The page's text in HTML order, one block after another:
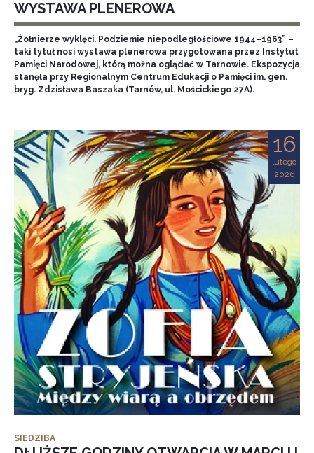
WYSTAWA PLENEROWA
„Żołnierze wyklęci. Podziemie niepodległościowe 1944–1963” –
taki tytuł nosi wystawa plenerowa przygotowana przez Instytut
Pamięci Narodowej, którą można oglądać w Tarnowie. Ekspozycja
stanęła przy Regionalnym Centrum Edukacji o Pamięci im. gen.
bryg. Zdzisława Baszaka (Tarnów, ul. Mościckiego 27A).
16
lutego
2026
SIEDZIBA